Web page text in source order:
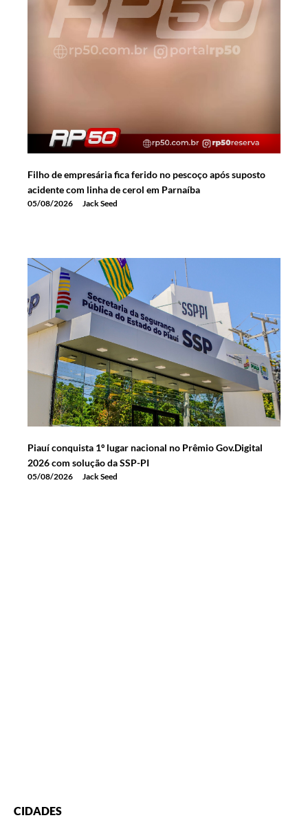
Filho de empresária fica ferido no pescoço após suposto
acidente com linha de cerol em Parnaíba
05/08/2026 Jack Seed
Piauí conquista 1º lugar nacional no Prêmio Gov.Digital
2026 com solução da SSP-PI
05/08/2026 Jack Seed
CIDADES